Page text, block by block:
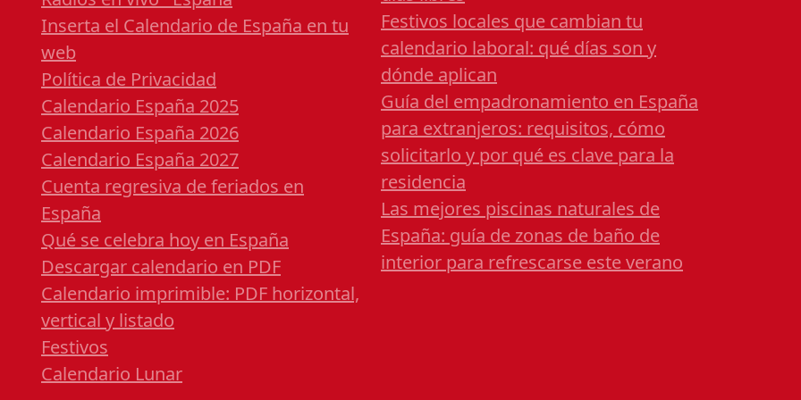
Inserta el Calendario de España en tu
web
Política de Privacidad
Calendario España 2025
Calendario España 2026
Calendario España 2027
Cuenta regresiva de feriados en
España
Qué se celebra hoy en España
Descargar calendario en PDF
Calendario imprimible: PDF horizontal,
vertical y listado
Festivos
Calendario Lunar
Festivos locales que cambian tu
calendario laboral: qué días son y
dónde aplican
Guía del empadronamiento en España
para extranjeros: requisitos, cómo
solicitarlo y por qué es clave para la
residencia
Las mejores piscinas naturales de
España: guía de zonas de baño de
interior para refrescarse este verano